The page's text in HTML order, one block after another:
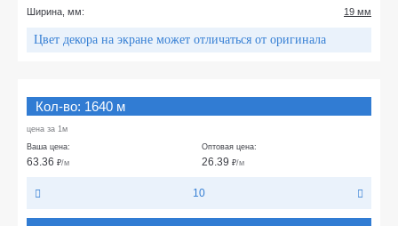
Ширина, мм:
19 мм
Цвет декора на экране может отличаться от оригинала
Кол-во: 1640 м
цена за 1м
Ваша цена:
63.36 ₽/м
Оптовая цена:
26.39 ₽/м
10